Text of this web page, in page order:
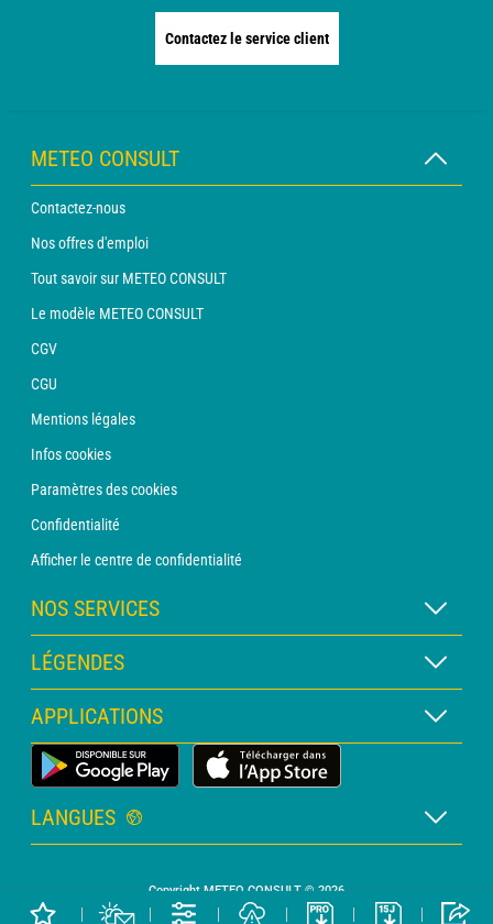
Contactez le service client
METEO CONSULT
Contactez-nous
Nos offres d'emploi
Tout savoir sur METEO CONSULT
Le modèle METEO CONSULT
CGV
CGU
Mentions légales
Infos cookies
Paramètres des cookies
Confidentialité
Afficher le centre de confidentialité
NOS SERVICES
Abonnement METEO Xpert
Abonnement METEO PRO
Consultation avec un prévisionniste
Bulletin PRO
Devis personnalisé
LÉGENDES
Légende des cartes
Légende des pictogrammes
Glossaire
APPLICATIONS
Application Météo Terrestre
LANGUES
Anglais
Copyright METEO CONSULT © 2026